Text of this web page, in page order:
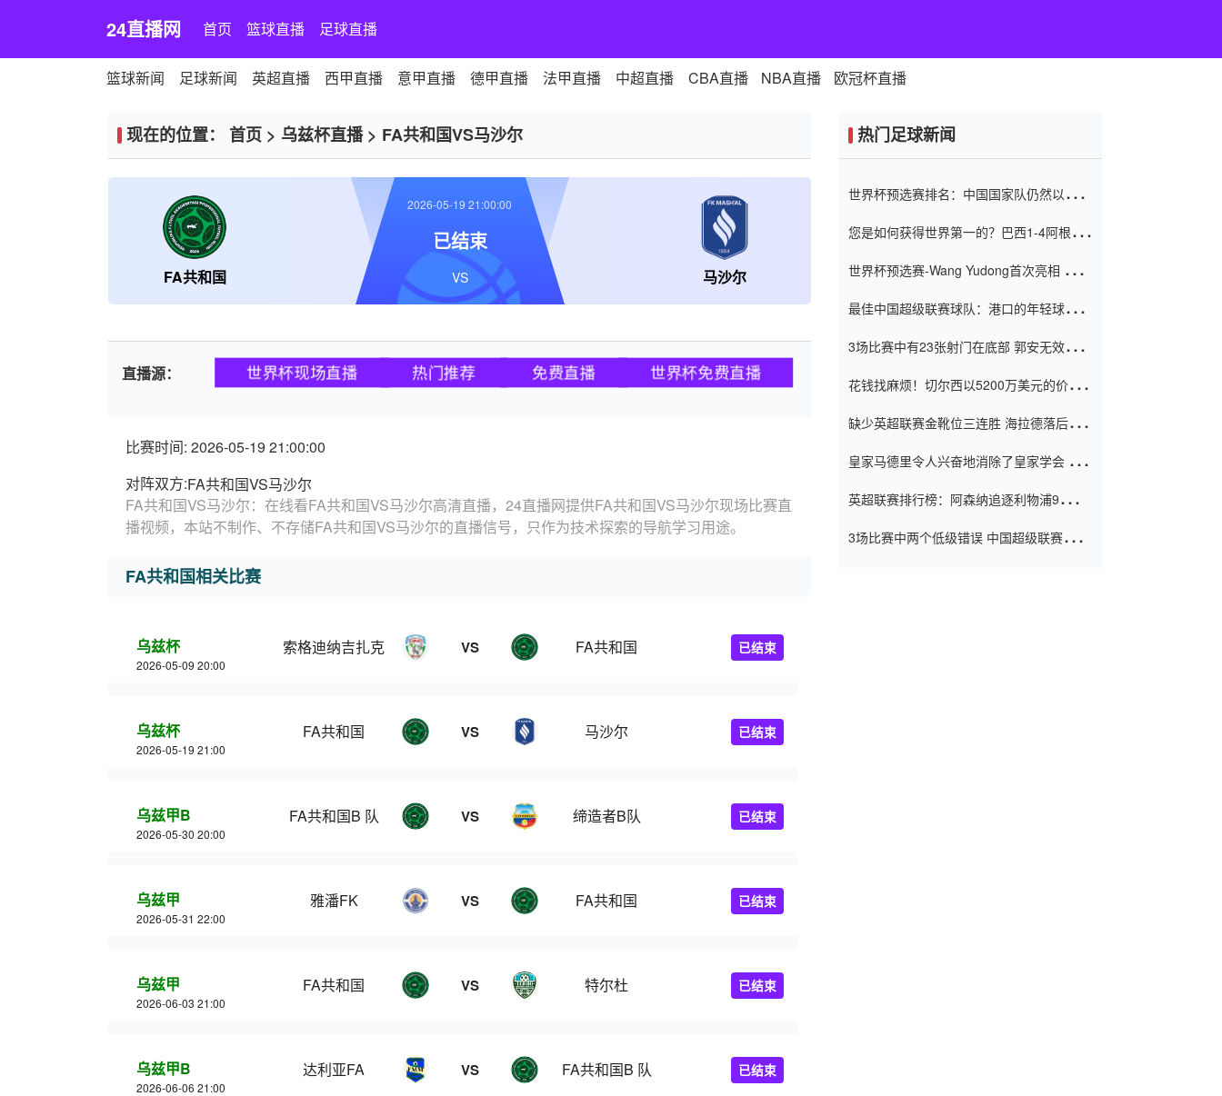
24直播网 首页 篮球直播 足球直播
篮球新闻 足球新闻 英超直播 西甲直播 意甲直播 德甲直播 法甲直播 中超直播 CBA直播 NBA直播 欧冠杯直播
现在的位置： 首页 > 乌兹杯直播> FA共和国VS马沙尔
FA共和国 马沙尔
2026-05-19 21:00:00
已结束
VS
直播源： 世界杯现场直播 热门推荐 免费直播 世界杯免费直播
比赛时间: 2026-05-19 21:00:00
对阵双方:FA共和国VS马沙尔
FA共和国VS马沙尔：在线看FA共和国VS马沙尔高清直播，24直播网提供FA共和国VS马沙尔现场比赛直
播视频，本站不制作、不存储FA共和国VS马沙尔的直播信号，只作为技术探索的导航学习用途。
FA共和国相关比赛
乌兹杯
2026-05-09 20:00
索格迪纳吉扎克 VS FA共和国 已结束
乌兹杯
2026-05-19 21:00
FA共和国 VS 马沙尔 已结束
乌兹甲B
2026-05-30 20:00
FA共和国B 队 VS 缔造者B队 已结束
乌兹甲
2026-05-31 22:00
雅潘FK VS FA共和国 已结束
乌兹甲
2026-06-03 21:00
FA共和国 VS 特尔杜 已结束
乌兹甲B
2026-06-06 21:00
达利亚FA VS FA共和国B 队 已结束
热门足球新闻
世界杯预选赛排名：中国国家队仍然以6分
您是如何获得世界第一的？巴西1-4阿根
世界杯预选赛-Wang Yudong首次亮相 中国
最佳中国超级联赛球队：港口的年轻球员在
（Taishan）
3场比赛中有23张射门在底部 郭安无效传球
花钱找麻烦！切尔西以5200万美元的价格
窗口
缺少英超联赛金靴位三连胜 海拉德落后6球
皇家马德里令人兴奋地消除了皇家学会 安
英超联赛排行榜：阿森纳追逐利物浦9分 曼
3场比赛中两个低级错误 中国超级联赛的前